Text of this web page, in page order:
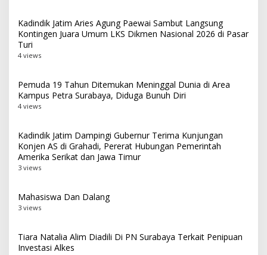
Kadindik Jatim Aries Agung Paewai Sambut Langsung
Kontingen Juara Umum LKS Dikmen Nasional 2026 di Pasar
Turi
4 views
Pemuda 19 Tahun Ditemukan Meninggal Dunia di Area
Kampus Petra Surabaya, Diduga Bunuh Diri
4 views
Kadindik Jatim Dampingi Gubernur Terima Kunjungan
Konjen AS di Grahadi, Pererat Hubungan Pemerintah
Amerika Serikat dan Jawa Timur
3 views
Mahasiswa Dan Dalang
3 views
Tiara Natalia Alim Diadili Di PN Surabaya Terkait Penipuan
Investasi Alkes